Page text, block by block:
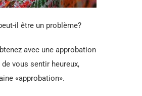
il être un problème?
avec une approbation
vous sentir heureux,
«approbation».